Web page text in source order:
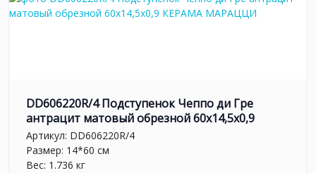
DD606220R/4 Подступенок Чеппо ди Гре
антрацит матовый обрезной 60x14,5x0,9
Артикул: DD606220R/4
Размер: 14*60 см
Вес: 1.736 кг